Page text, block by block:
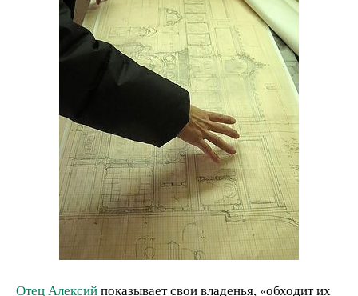
Отец Алексийпоказывает свои владенья, «обходит их